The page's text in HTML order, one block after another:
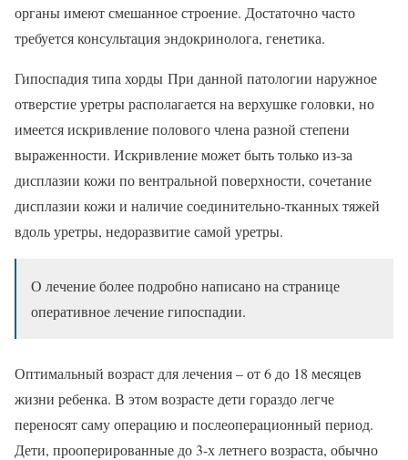
органы имеют смешанное строение. Достаточно часто
требуется консультация эндокринолога, генетика.
Гипоспадия типа хорды При данной патологии наружное
отверстие уретры располагается на верхушке головки, но
имеется искривление полового члена разной степени
выраженности. Искривление может быть только из-за
дисплазии кожи по вентральной поверхности, сочетание
дисплазии кожи и наличие соединительно-тканных тяжей
вдоль уретры, недоразвитие самой уретры.
О лечение более подробно написано на странице
оперативное лечение гипоспадии.
Оптимальный возраст для лечения – от 6 до 18 месяцев
жизни ребенка. В этом возрасте дети гораздо легче
переносят саму операцию и послеоперационный период.
Дети, прооперированные до 3-х летнего возраста, обычно